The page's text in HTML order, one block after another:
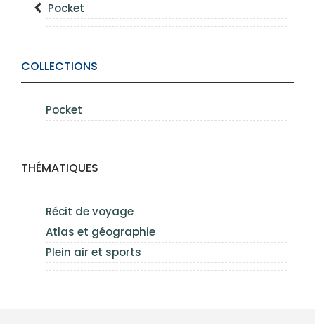
Pocket
COLLECTIONS
Pocket
THÉMATIQUES
Récit de voyage
Atlas et géographie
Plein air et sports